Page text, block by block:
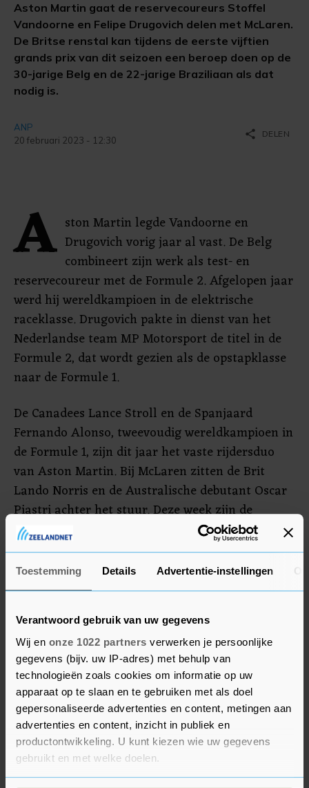
Toestemming Details Advertentie-instellingen
Verantwoord gebruik van uw gegevens
Wij en onze 1022 partners verwerken je persoonlijke
gegevens (bijv. uw IP-adres) met behulp van
technologieën zoals cookies om informatie op uw
apparaat op te slaan en te gebruiken met als doel
gepersonaliseerde advertenties en content, metingen aan
advertenties en content, inzicht in publiek en
productontwikkeling. U kunt kiezen wie uw gegevens
gebruikt en met welke doelen.
Aston Martin gaat de reservecoureurs Stoffel
Vandoorne en Felipe Drugovich delen met McLaren.
De Britse renstal kan tijdens de eerste vijftien
grands prix van dit seizoen een beroep doen op de
30-jarige Belg en de 22-jarige Braziliaan als dat
nodig is.
ANP
20 februari 2023 - 12:30
share DELEN
A ston Martin legde Vandoorne en
Drugovich vorig jaar al vast. De Belg
combineert zijn werk als test- en
reservecoureur met de Formule 2. Afgelopen jaar
werd hij wereldkampioen in de elektrische
raceklasse. Drugovich pakte in dienst van het
Nederlandse team MP Motorsport de titel in de
Formule 2, dat wordt gezien als de opstapklasse
naar de Formule 1.
De Canadees Lance Stroll en de Spanjaard
Fernando Alonso, tweevoudig wereldkampioen in
de Formule 1, zijn dit jaar het vaste rijdersduo
van Aston Martin. Bij McLaren zitten de Brit
Lando Norris en de Australische debutant Oscar
Piastri achter het stuur. Deze week zijn de
testdagen van de Formule 1 in Bahrein, waar
volgende week zondag het seizoen begint met de
Grote Prijs van Bahrein. Op de kalender staan
maar liefst 23 races.